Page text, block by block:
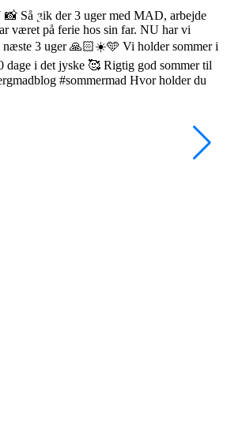
Så gik der 3 uger med MAD, arbejde
været på ferie hos sin far. NU har vi
næste 3 uger 🙏🏻☀️🩵 Vi holder sommer i
dage i det jyske 🥰 Rigtig god sommer til
#sommermad Hvor holder du